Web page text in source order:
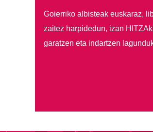
Goierriko albisteak euskaraz,
zaitez harpidedun, izan
garatzen eta indartzen